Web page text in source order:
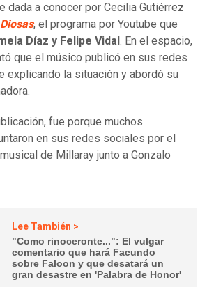
dada a conocer por Cecilia Gutiérrez
, el programa por Youtube que
Díaz y Felipe Vidal . En el espacio,
que el músico publicó en sus redes
explicando la situación y abordó su
fue porque muchos
en sus redes sociales por el
de Millaray junto a Gonzalo
Lee También >
"Como rinoceronte...": El vulgar
comentario que hará Facundo
sobre Faloon y que desatará un
gran desastre en 'Palabra de Honor'